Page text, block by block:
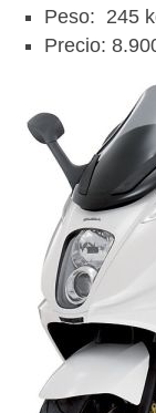
Peso: 245
Precio: